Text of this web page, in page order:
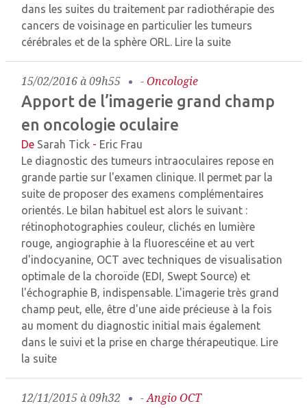
dans les suites du traitement par radiothérapie des
cancers de voisinage en particulier les tumeurs
cérébrales et de la sphère ORL. Lire la suite
15/02/2016 à 09h55 -Oncologie
Apport de l’imagerie grand champ
en oncologie oculaire
De Sarah Tick - Eric Frau
Le diagnostic des tumeurs intraoculaires repose en
grande partie sur l'examen clinique. Il permet par la
suite de proposer des examens complémentaires
orientés. Le bilan habituel est alors le suivant :
rétinophotographies couleur, clichés en lumière
rouge, angiographie à la fluorescéine et au vert
d'indocyanine, OCT avec techniques de visualisation
optimale de la choroïde (EDI, Swept Source) et
l'échographie B, indispensable. L'imagerie très grand
champ peut, elle, être d'une aide précieuse à la fois
au moment du diagnostic initial mais également
dans le suivi et la prise en charge thérapeutique. Lire
la suite
12/11/2015 à 09h32 -Angio OCT